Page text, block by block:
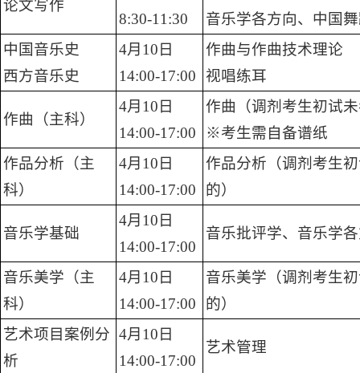
论文写作
8:30-11:30
音乐学各方向、中国
中国音乐史
西方音乐史
4月10日
14:00-17:00
作曲与作曲技术理论
视唱练耳
作曲（主科）
4月10日
14:00-17:00
作曲（调剂考生初试
※考生需自备谱纸
作品分析（主
科）
4月10日
14:00-17:00
作品分析（调剂考生
的）
音乐学基础
4月10日
14:00-17:00
音乐批评学、音乐学
音乐美学（主
科）
4月10日
14:00-17:00
音乐美学（调剂考生
的）
艺术项目案例分
析
4月10日
14:00-17:00
艺术管理